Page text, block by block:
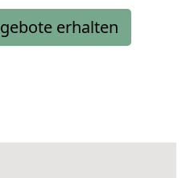
erhalten